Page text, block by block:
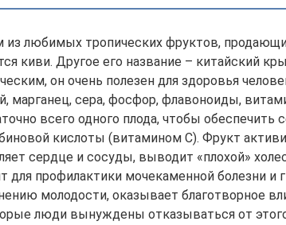
из любимых тропических фруктов,
киви. Другое его название – китайский
он очень полезен для здоровья
марганец, сера, фосфор, флавоноиды,
всего одного плода, чтобы обеспечить
кислоты (витамином С). Фрукт
сердце и сосуды, выводит «плохой»
для профилактики мочекаменной болезни и
молодости, оказывает благотворное
люди вынуждены отказываться от